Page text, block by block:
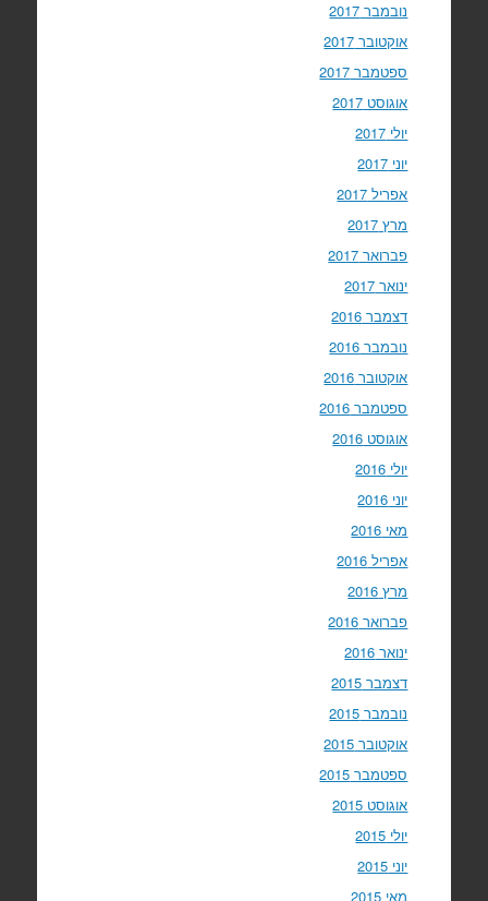
נובמבר 2017
אוקטובר 2017
ספטמבר 2017
אוגוסט 2017
יולי 2017
יוני 2017
אפריל 2017
מרץ 2017
פברואר 2017
ינואר 2017
דצמבר 2016
נובמבר 2016
אוקטובר 2016
ספטמבר 2016
אוגוסט 2016
יולי 2016
יוני 2016
מאי 2016
אפריל 2016
מרץ 2016
פברואר 2016
ינואר 2016
דצמבר 2015
נובמבר 2015
אוקטובר 2015
ספטמבר 2015
אוגוסט 2015
יולי 2015
יוני 2015
מאי 2015